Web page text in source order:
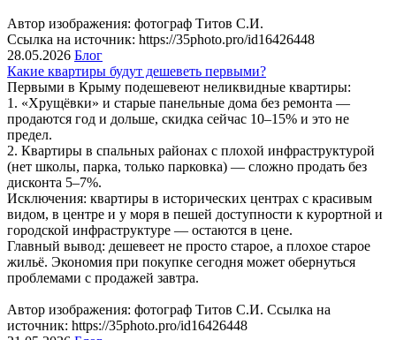
Автор изображения: фотограф Титов С.И.
Ссылка на источник: https://35photo.pro/id16426448
28.05.2026 Блог
Какие квартиры будут дешеветь первыми?
Первыми в Крыму подешевеют неликвидные квартиры:
1. «Хрущёвки» и старые панельные дома без ремонта —
продаются год и дольше, скидка сейчас 10–15% и это не
предел.
2. Квартиры в спальных районах с плохой инфраструктурой
(нет школы, парка, только парковка) — сложно продать без
дисконта 5–7%.
Исключения: квартиры в исторических центрах с красивым
видом, в центре и у моря в пешей доступности к курортной и
городской инфраструктуре — остаются в цене.
Главный вывод: дешевеет не просто старое, а плохое старое
жильё. Экономия при покупке сегодня может обернуться
проблемами с продажей завтра.
Автор изображения: фотограф Титов С.И. Ссылка на
источник: https://35photo.pro/id16426448